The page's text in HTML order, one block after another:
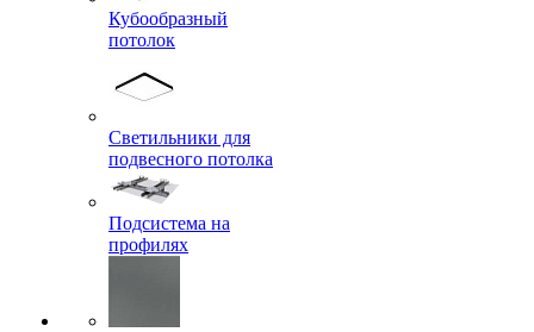
Кубообразный
потолок
Светильники для
подвесного потолка
Подсистема на
профилях